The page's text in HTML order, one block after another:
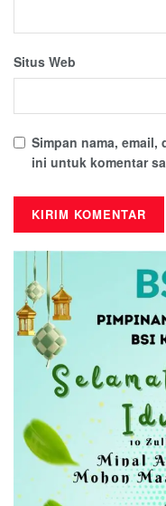
Situs Web
Simpan nama, email,
ini untuk komentar